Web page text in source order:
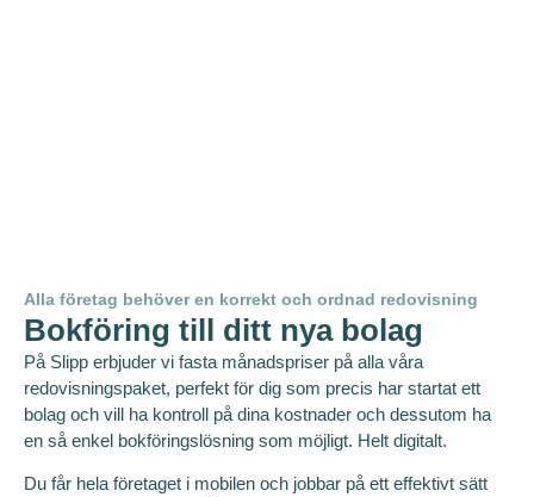
Alla företag behöver en korrekt och ordnad redovisning
Bokföring till ditt nya bolag
På Slipp erbjuder vi fasta månadspriser på alla våra
redovisningspaket, perfekt för dig som precis har startat ett
bolag och vill ha kontroll på dina kostnader och dessutom ha
en så enkel bokföringslösning som möjligt. Helt digitalt.
Du får hela företaget i mobilen och jobbar på ett effektivt sätt